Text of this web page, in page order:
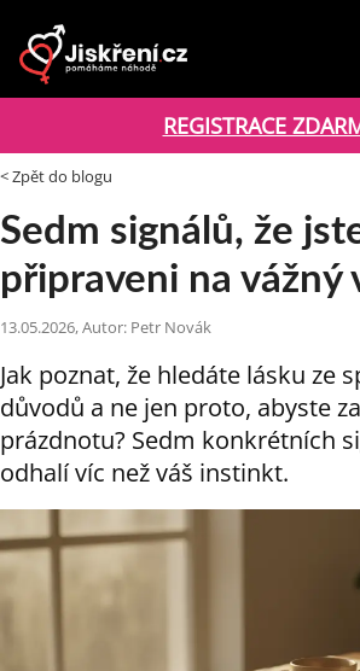
REGISTRACE
< Zpět do blogu
Sedm signálů, že
připraveni na vážný
13.05.2026, Autor: Petr Novák
Jak poznat, že hledáte lásku ze
důvodů a ne jen proto, abyste
prázdnotu? Sedm konkrétních
odhalí víc než váš instinkt.